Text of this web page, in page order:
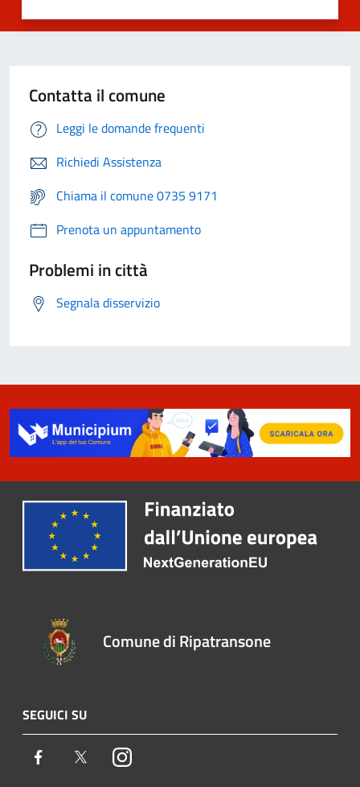
Contatta il comune
Leggi le domande frequenti
Richiedi Assistenza
Chiama il comune 0735 9171
Prenota un appuntamento
Problemi in città
Segnala disservizio
Comune di Ripatransone
SEGUICI SU
Facebook TwitterInstagram